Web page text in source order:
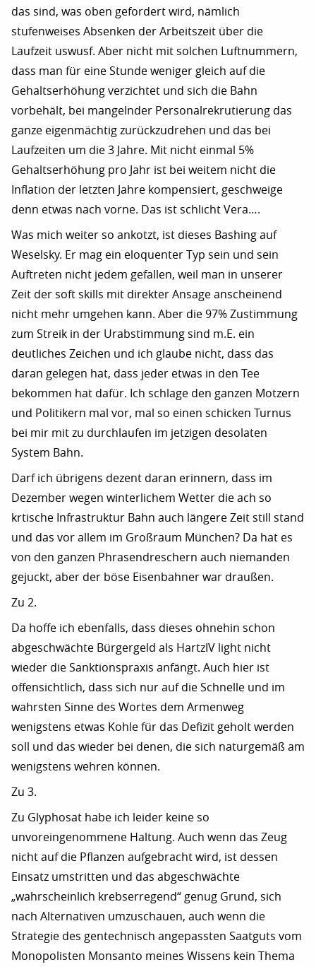
das sind, was oben gefordert wird, nämlich
stufenweises Absenken der Arbeitszeit über die
Laufzeit uswusf. Aber nicht mit solchen Luftnummern,
dass man für eine Stunde weniger gleich auf die
Gehaltserhöhung verzichtet und sich die Bahn
vorbehält, bei mangelnder Personalrekrutierung das
ganze eigenmächtig zurückzudrehen und das bei
Laufzeiten um die 3 Jahre. Mit nicht einmal 5%
Gehaltserhöhung pro Jahr ist bei weitem nicht die
Inflation der letzten Jahre kompensiert, geschweige
denn etwas nach vorne. Das ist schlicht Vera….
Was mich weiter so ankotzt, ist dieses Bashing auf
Weselsky. Er mag ein eloquenter Typ sein und sein
Auftreten nicht jedem gefallen, weil man in unserer
Zeit der soft skills mit direkter Ansage anscheinend
nicht mehr umgehen kann. Aber die 97% Zustimmung
zum Streik in der Urabstimmung sind m.E. ein
deutliches Zeichen und ich glaube nicht, dass das
daran gelegen hat, dass jeder etwas in den Tee
bekommen hat dafür. Ich schlage den ganzen Motzern
und Politikern mal vor, mal so einen schicken Turnus
bei mir mit zu durchlaufen im jetzigen desolaten
System Bahn.
Darf ich übrigens dezent daran erinnern, dass im
Dezember wegen winterlichem Wetter die ach so
krtische Infrastruktur Bahn auch längere Zeit still stand
und das vor allem im Großraum München? Da hat es
von den ganzen Phrasendreschern auch niemanden
gejuckt, aber der böse Eisenbahner war draußen.
Zu 2.
Da hoffe ich ebenfalls, dass dieses ohnehin schon
abgeschwächte Bürgergeld als HartzIV light nicht
wieder die Sanktionspraxis anfängt. Auch hier ist
offensichtlich, dass sich nur auf die Schnelle und im
wahrsten Sinne des Wortes dem Armenweg
wenigstens etwas Kohle für das Defizit geholt werden
soll und das wieder bei denen, die sich naturgemäß am
wenigstens wehren können.
Zu 3.
Zu Glyphosat habe ich leider keine so
unvoreingenommene Haltung. Auch wenn das Zeug
nicht auf die Pflanzen aufgebracht wird, ist dessen
Einsatz umstritten und das abgeschwächte
„wahrscheinlich krebserregend“ genug Grund, sich
nach Alternativen umzuschauen, auch wenn die
Strategie des gentechnisch angepassten Saatguts vom
Monopolisten Monsanto meines Wissens kein Thema